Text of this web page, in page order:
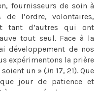
fournisseurs de soin à
de l’ordre, volontaires,
tant d’autres qui ont
tout seul. Face à la
développement de nos
expérimentons la prière
soient un » (Jn 17, 21). Que
jour de patience et